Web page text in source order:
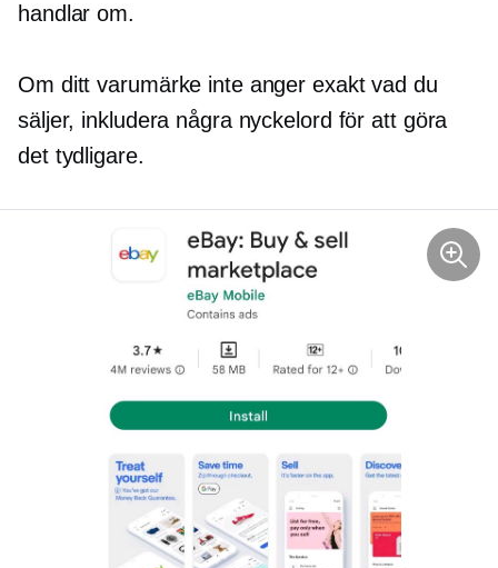
handlar om.
Om ditt varumärke inte anger exakt vad du
säljer, inkludera några nyckelord för att göra
det tydligare.